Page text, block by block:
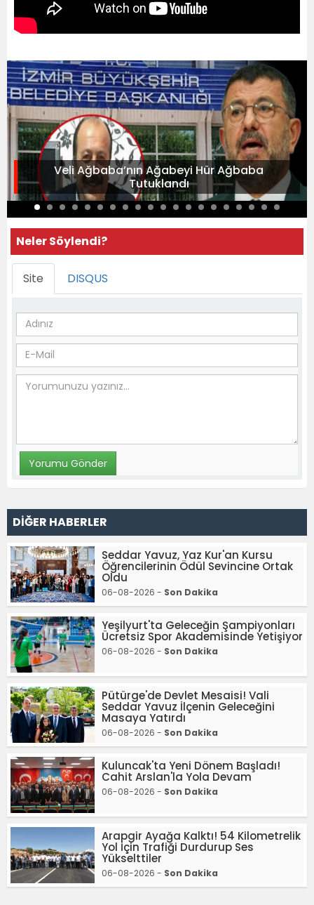
Veli Ağbaba’nın Ağabeyi Hür Ağbaba
Tutuklandı
Neler Söylendi?
Site DISQUS
DİĞER HABERLER
Seddar Yavuz, Yaz Kur'an Kursu
Öğrencilerinin Ödül Sevincine Ortak
Oldu
06-08-2026 - Son Dakika
Yeşilyurt'ta Geleceğin Şampiyonları
Ücretsiz Spor Akademisinde Yetişiyor
06-08-2026 - Son Dakika
Pütürge'de Devlet Mesaisi! Vali
Seddar Yavuz İlçenin Geleceğini
Masaya Yatırdı
06-08-2026 - Son Dakika
Kuluncak'ta Yeni Dönem Başladı!
Cahit Arslan'la Yola Devam
06-08-2026 - Son Dakika
Arapgir Ayağa Kalktı! 54 Kilometrelik
Yol İçin Trafiği Durdurup Ses
Yükselttiler
06-08-2026 - Son Dakika